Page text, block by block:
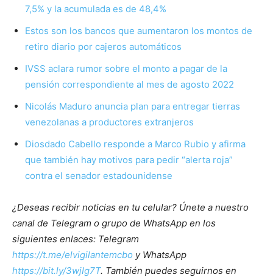
7,5% y la acumulada es de 48,4%
Estos son los bancos que aumentaron los montos de
retiro diario por cajeros automáticos
IVSS aclara rumor sobre el monto a pagar de la
pensión correspondiente al mes de agosto 2022
Nicolás Maduro anuncia plan para entregar tierras
venezolanas a productores extranjeros
Diosdado Cabello responde a Marco Rubio y afirma
que también hay motivos para pedir “alerta roja”
contra el senador estadounidense
¿Deseas recibir noticias en tu celular? Únete a nuestro
canal de Telegram o grupo de WhatsApp en los
siguientes enlaces: Telegram
https://t.me/elvigilantemcbo y WhatsApp
https://bit.ly/3wjIg7T. También puedes seguirnos en